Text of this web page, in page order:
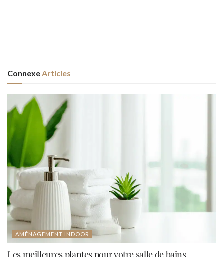
ConnexeArticles
AMÉNAGEMENT INDOOR
Les meilleures plantes pour votre salle de bains